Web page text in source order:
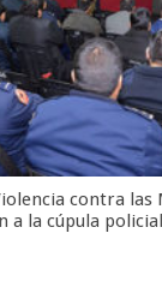
contra las
a la cúpula